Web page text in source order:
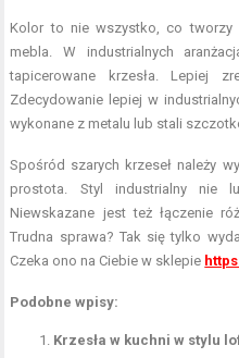
Kolor to nie wszystko, co tworzy
mebla. W industrialnych
tapicerowane krzesła. Lepiej
Zdecydowanie lepiej w
wykonane z metalu lub stali
Spośród szarych krzeseł należy
prostota. Styl industrialny nie
Niewskazane jest też łączenie
Trudna sprawa? Tak się tylko
Czeka ono na Ciebie w sklepie
Podobne wpisy:
Krzesła w kuchni w stylu